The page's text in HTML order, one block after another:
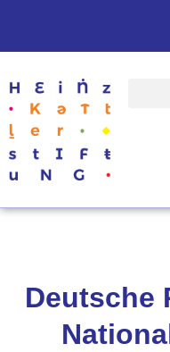
Deutsche